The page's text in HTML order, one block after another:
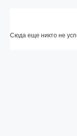
Сюда еще никто не